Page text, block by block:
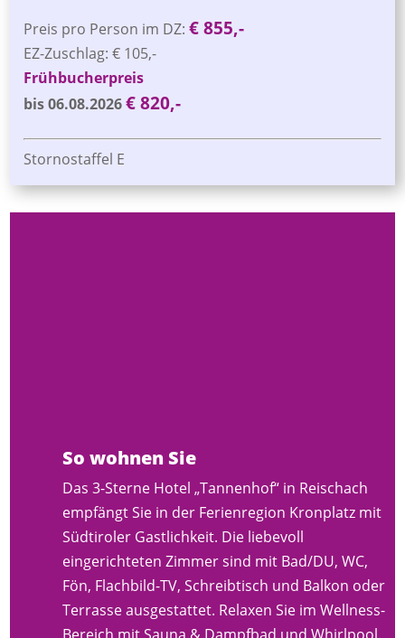
Preis pro Person im DZ:€ 855,-
EZ-Zuschlag: € 105,-
Frühbucherpreis
bis 06.08.2026€ 820,-
Stornostaffel E
So wohnen Sie
Das 3-Sterne Hotel „Tannenhof“ in Reischach
empfängt Sie in der Ferienregion Kronplatz mit
Südtiroler Gastlichkeit. Die liebevoll
eingerichteten Zimmer sind mit Bad/DU, WC,
Fön, Flachbild-TV, Schreibtisch und Balkon oder
Terrasse ausgestattet. Relaxen Sie im Wellness-
Bereich mit Sauna & Dampfbad und Whirlpool.